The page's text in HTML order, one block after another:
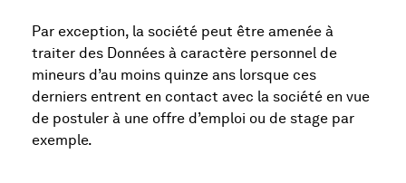
Par exception, la société peut être amenée à
traiter des Données à caractère personnel de
mineurs d’au moins quinze ans lorsque ces
derniers entrent en contact avec la société en vue
de postuler à une offre d’emploi ou de stage par
exemple.